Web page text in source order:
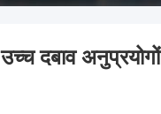
उच्च दबाव